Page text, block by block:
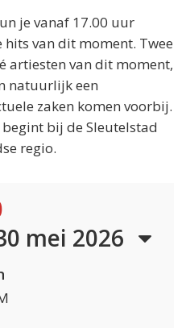
je vanaf 17.00 uur
van dit moment. Twee
artiesten van dit moment,
natuurlijk een
zaken komen voorbij.
bij de Sleutelstad
regio.
mei 2026